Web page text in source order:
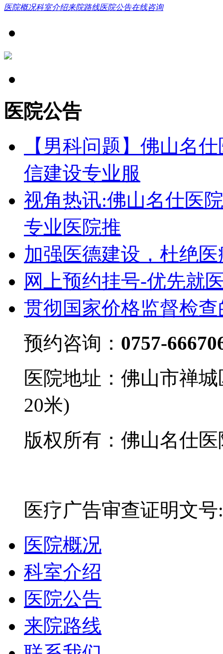
医院概况科室介绍来院路线医院公告在线咨询
医院公告
【男科问题】佛山名
信建设专业服
视角热讯:佛山名仕医
专业医院推
加强医德建设，杜绝
网上预约挂号-优先就
贯彻国家价格监督检
预约咨询： 0757-
医院地址：佛山市禅
20米)
版权所有：佛山名仕
医疗广告审查证明文
医院概况
科室介绍
医院公告
来院路线